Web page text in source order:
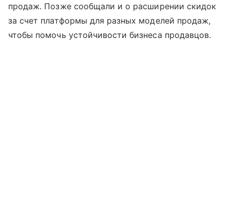
продаж. Позже сообщали и о расширении скидок
за счет платформы для разных моделей продаж,
чтобы помочь устойчивости бизнеса продавцов.